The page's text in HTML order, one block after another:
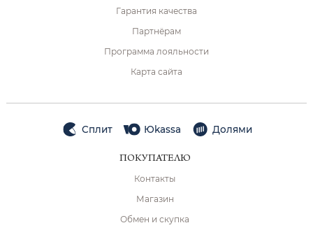
Гарантия качества
Партнёрам
Программа лояльности
Карта сайта
Сплит Юkassa Долями
ПОКУПАТЕЛЮ
Контакты
Магазин
Обмен и скупка